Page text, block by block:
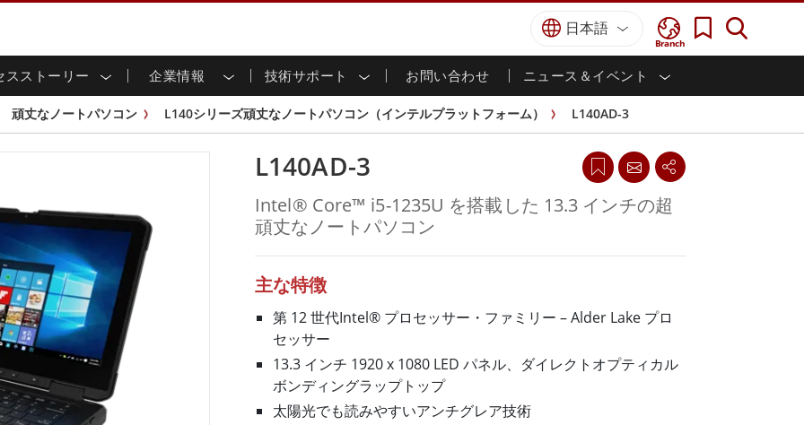
Branch
日本語
スストーリー 企業情報 技術サポート お問い合わせ ニュース＆イベント
ディスプレイ
ッチ (P-
ウント
IP65
チ
C
スシリー
屋外ディスプレイ
G-WINシリーズ /
ATEXグレード
ラックマウント
バータイプディス
プレイ
OSD Box
産業用パネルPCおよびHMI
HMI (P-CAPタッチ)
産業用パネルPC (P-CAPタッチ)
産業用パネルPC (抵抗膜方式)
ステンレスシリーズ
G-WINシリーズ / IP67設計
ATEXグレード
バータイプパネルPC
エッジAIパネルPC
防衛グレード
防衛頑丈なノートパソコン
防衛パネルPC
防衛ディスプレイ / NVIS ディスプレイ
地上管制ステーション
みコンピューティング
PC / 防水頑丈なPC IP65
トウェイ
ートウェイ
ヘルスケアグレード
ヘルスケア堅牢タブレット
ヘルスケアパネルPC
ヘルスケアディスプレイ
船舶用パネルPC
船舶用ディスプレイ
船舶用組込みコンピュータ
エネルギー、化学、ATEX
HMI/産業用自動化
食品 & 衛生産業
海洋
倉庫 & 物流
インフラ
インテリジェントロボットシス
テム
能エネルギー
鉱業
スマート充電ステーション
情報 サステナビリティ 採用情報
ロードセンター カスタマーサービスセンター
パートナーポータル
ル共有
スレター 製品仕様変更のお知らせ
刊行物
チャンネル
バーチャル展示会
認証／コンプライアンス
頑丈なノートパソコン L140シリーズ頑丈なノートパソコン（インテルプラットフォーム） L140AD-3
L140AD-3
Intel® Core™ i5-1235U を搭載した 13.3 インチの超
頑丈なノートパソコン
主な特徴
第 12 世代Intel® プロセッサー・ファミリー – Alder Lake プロ
セッサー
13.3 インチ 1920 x 1080 LED パネル、ダイレクトオプティカル
ボンディングラップトップ
太陽光でも読みやすいアンチグレア技術